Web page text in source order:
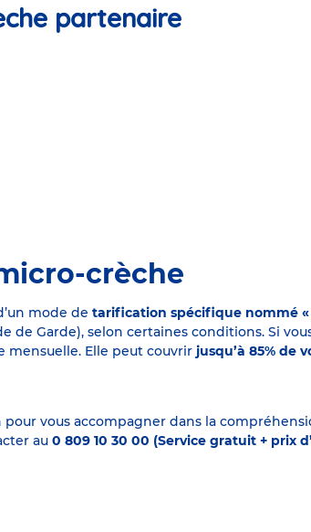
partenaire
crèche
mode de tarification spécifique nommé «
de Garde), selon certaines conditions. Si
mensuelle. Elle peut couvrir jusqu’à 85% de
vous accompagner dans la
au 0 809 10 30 00 (Service gratuit + prix